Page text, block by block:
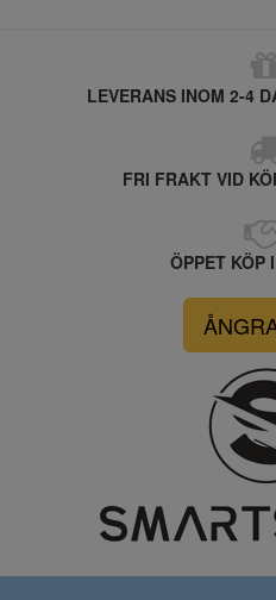
LEVERANS INOM 2-4
FRI FRAKT VID
ÖPPET KÖP